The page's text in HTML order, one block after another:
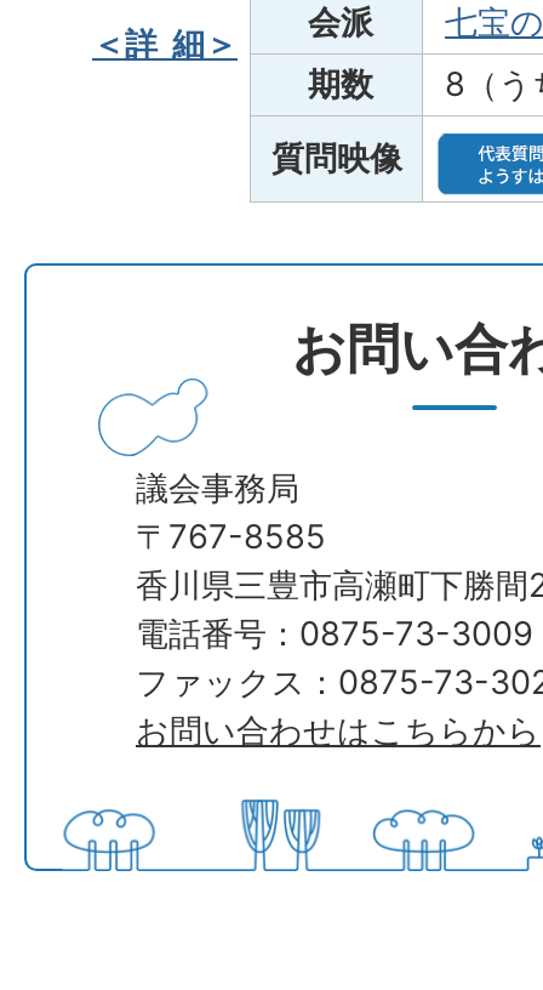
＜詳 細＞
会派
七宝
期数
8（う
質問映像
お問い合
議会事務局
​​​​​​​〒767-8585
香川県三豊市高瀬町下勝間
電話番号：0875-73-3009
ファックス：0875-73-
お問い合わせはこちらから